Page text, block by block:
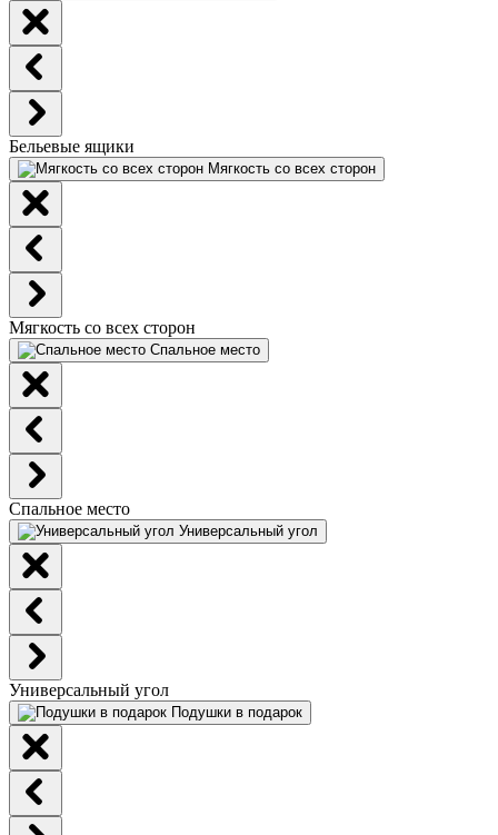
Бельевые ящики
Мягкость со всех сторон
Мягкость со всех сторон
Спальное место
Спальное место
Универсальный угол
Универсальный угол
Подушки в подарок